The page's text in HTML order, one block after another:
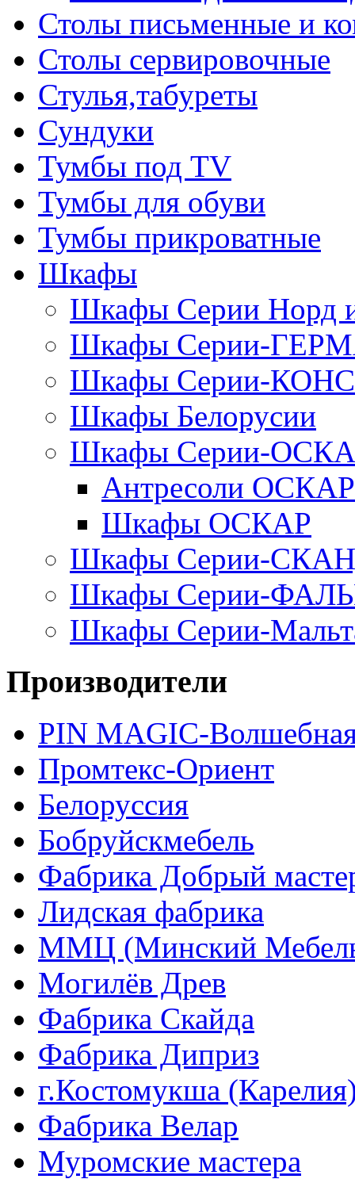
Столы письменные и
Столы сервировочные
Стулья,табуреты
Сундуки
Тумбы под TV
Тумбы для обуви
Тумбы прикроватные
Шкафы
Шкафы Серии
Шкафы Серии-
Шкафы Серии-
Шкафы Белорусии
Шкафы Серии-
Антресоли ОСКАР
Шкафы ОСКАР
Шкафы Серии-
Шкафы Серии-
Шкафы Серии-
Производители
PIN MAGIС-
Промтекс-Ориент
Белоруссия
Бобруйскмебель
Фабрика Добрый
Лидская фабрика
ММЦ (Минский
Могилёв Древ
Фабрика Скайда
Фабрика Диприз
г.Костомукша
Фабрика Велар
Муромские мастера